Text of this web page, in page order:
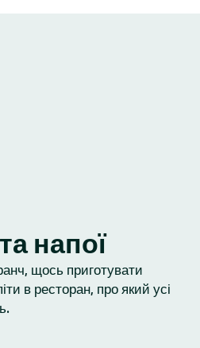
напої
щось приготувати
в ресторан, про який усі